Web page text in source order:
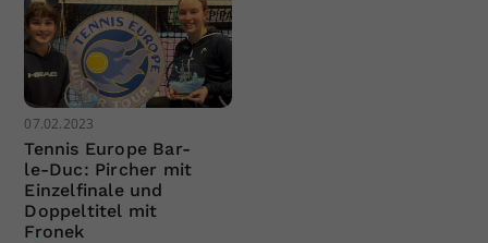
07.02.2023
Tennis Europe Bar-
le-Duc: Pircher mit
Einzelfinale und
Doppeltitel mit
Fronek